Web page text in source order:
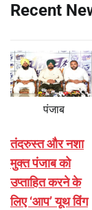
Recent
पंजाब
तंदरुस्त और नशा
मुक्त पंजाब को
उप्ताहित करने के
लिए ‘आप’ यूथ विंग